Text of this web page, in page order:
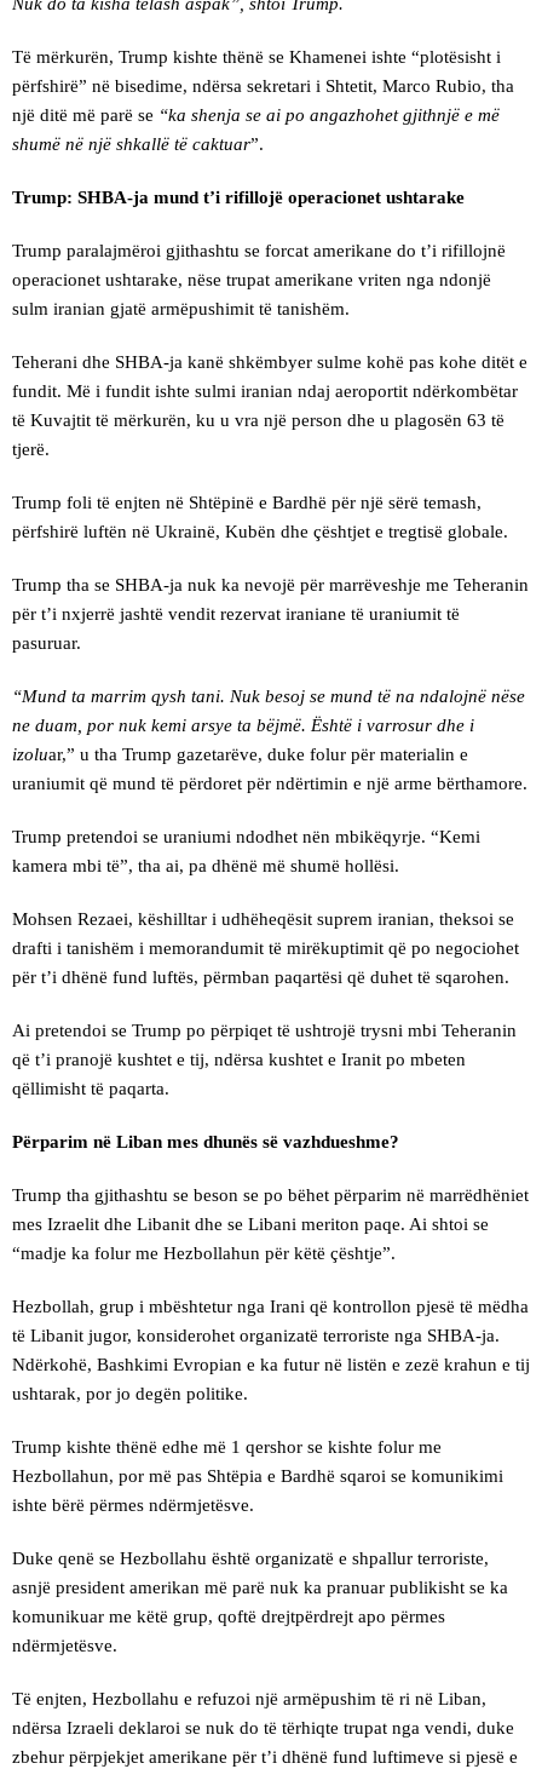
Të mërkurën, Trump kishte thënë se Khamenei ishte “plotësisht i
përfshirë” në bisedime, ndërsa sekretari i Shtetit, Marco Rubio, tha
një ditë më parë se “ka shenja se ai po angazhohet gjithnjë e më
shumë në një shkallë të caktuar”.
Trump: SHBA-ja mund t’i rifillojë operacionet ushtarake
Trump paralajmëroi gjithashtu se forcat amerikane do t’i rifillojnë
operacionet ushtarake, nëse trupat amerikane vriten nga ndonjë
sulm iranian gjatë armëpushimit të tanishëm.
Teherani dhe SHBA-ja kanë shkëmbyer sulme kohë pas kohe ditët e
fundit. Më i fundit ishte sulmi iranian ndaj aeroportit ndërkombëtar
të Kuvajtit të mërkurën, ku u vra një person dhe u plagosën 63 të
tjerë.
Trump foli të enjten në Shtëpinë e Bardhë për një sërë temash,
përfshirë luftën në Ukrainë, Kubën dhe çështjet e tregtisë globale.
Trump tha se SHBA-ja nuk ka nevojë për marrëveshje me Teheranin
për t’i nxjerrë jashtë vendit rezervat iraniane të uraniumit të
pasuruar.
“Mund ta marrim qysh tani. Nuk besoj se mund të na ndalojnë nëse
ne duam, por nuk kemi arsye ta bëjmë. Është i varrosur dhe i
izoluar,” u tha Trump gazetarëve, duke folur për materialin e
uraniumit që mund të përdoret për ndërtimin e një arme bërthamore.
Trump pretendoi se uraniumi ndodhet nën mbikëqyrje. “Kemi
kamera mbi të”, tha ai, pa dhënë më shumë hollësi.
Mohsen Rezaei, këshilltar i udhëheqësit suprem iranian, theksoi se
drafti i tanishëm i memorandumit të mirëkuptimit që po negociohet
për t’i dhënë fund luftës, përmban paqartësi që duhet të sqarohen.
Ai pretendoi se Trump po përpiqet të ushtrojë trysni mbi Teheranin
që t’i pranojë kushtet e tij, ndërsa kushtet e Iranit po mbeten
qëllimisht të paqarta.
Përparim në Liban mes dhunës së vazhdueshme?
Trump tha gjithashtu se beson se po bëhet përparim në marrëdhëniet
mes Izraelit dhe Libanit dhe se Libani meriton paqe. Ai shtoi se
“madje ka folur me Hezbollahun për këtë çështje”.
Hezbollah, grup i mbështetur nga Irani që kontrollon pjesë të mëdha
të Libanit jugor, konsiderohet organizatë terroriste nga SHBA-ja.
Ndërkohë, Bashkimi Evropian e ka futur në listën e zezë krahun e tij
ushtarak, por jo degën politike.
Trump kishte thënë edhe më 1 qershor se kishte folur me
Hezbollahun, por më pas Shtëpia e Bardhë sqaroi se komunikimi
ishte bërë përmes ndërmjetësve.
Duke qenë se Hezbollahu është organizatë e shpallur terroriste,
asnjë president amerikan më parë nuk ka pranuar publikisht se ka
komunikuar me këtë grup, qoftë drejtpërdrejt apo përmes
ndërmjetësve.
Të enjten, Hezbollahu e refuzoi një armëpushim të ri në Liban,
ndërsa Izraeli deklaroi se nuk do të tërhiqte trupat nga vendi, duke
zbehur përpjekjet amerikane për t’i dhënë fund luftimeve si pjesë e